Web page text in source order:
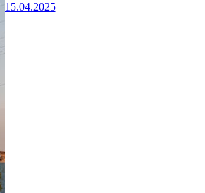
15.04.2025